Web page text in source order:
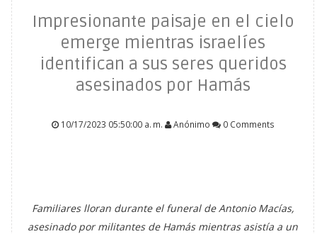
Impresionante paisaje en el cielo
emerge mientras israelíes
identifican a sus seres queridos
asesinados por Hamás
10/17/2023 05:50:00 a. m. Anónimo 0 Comments
Familiares lloran durante el funeral de Antonio Macías,
asesinado por militantes de Hamás mientras asistía a un